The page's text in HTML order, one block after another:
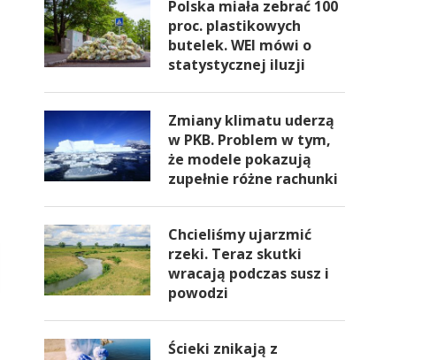
Polska miała zebrać 100
proc. plastikowych
butelek. WEI mówi o
statystycznej iluzji
Zmiany klimatu uderzą
w PKB. Problem w tym,
że modele pokazują
zupełnie różne rachunki
Chcieliśmy ujarzmić
rzeki. Teraz skutki
wracają podczas susz i
powodzi
Ścieki znikają z